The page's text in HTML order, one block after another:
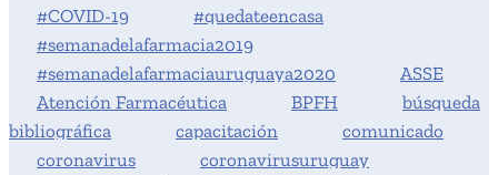
#COVID-19
#quedateencasa
#semanadelafarmacia2019
#semanadelafarmaciauruguaya2020
ASSE
Atención Farmacéutica
BPFH
búsqueda
bibliográfica
capacitación
comunicado
coronavirus
coronavirusuruguay